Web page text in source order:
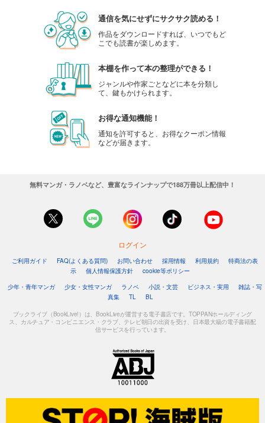
通信を気にせずにサクサク読める！
作品をダウンロードすれば、いつでもど
こでも読書が楽しめます。
本棚を作って本の整理ができる！
ジャンルや作家ごとなどに本を分類し
て、鍵もかけられます。
お得な通知機能！
通知を許可すると、お得なクーポン情報
などが届きます。
無料マンガ・ラノベなど、豊富なラインナップで188万冊以上配信中！
ログイン
ご利用ガイド FAQ(よくある質問) お問い合わせ 採用情報 利用規約
特商法の表
示
個人情報保護方針
cookie等ポリシー
少年・青年マンガ
少女・女性マンガ ラノベ 小説・文芸 ビジネス・実用
雑誌・写
真集
TL BL
ブックライブ（BookLive!）は、BookLiveが運営する電子書店です。TOPPANホールディング
ス、カルチュア・コンビニエンス・クラブ、テレビ朝日の出資を受け、日本最大級の電子書籍配
信サービスを行っています。